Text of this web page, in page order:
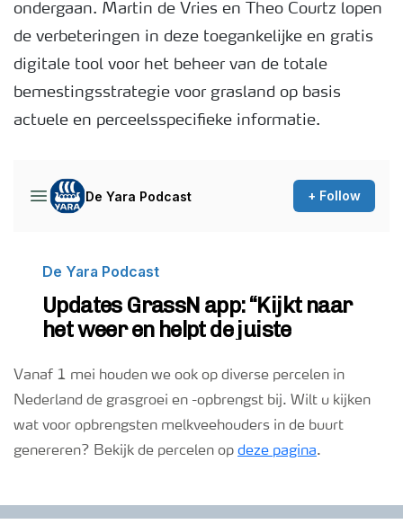
Webinars
ondergaan. Martin de Vries en Theo Courtz lopen
de verbeteringen in deze toegankelijke en gratis
digitale tool voor het beheer van de totale
bemestingsstrategie voor grasland op basis
actuele en perceelsspecifieke informatie.
Vanaf 1 mei houden we ook op diverse percelen in
Nederland de grasgroei en -opbrengst bij. Wilt u kijken
wat voor opbrengsten melkveehouders in de buurt
genereren? Bekijk de percelen op deze pagina.